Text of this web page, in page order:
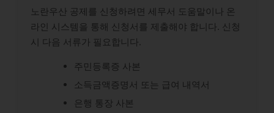
노란우산 공제를 신청하려면 세무서 도움말이나 온
라인 시스템을 통해 신청서를 제출해야 합니다. 신청
시 다음 서류가 필요합니다.
주민등록증 사본
소득금액증명서 또는 급여 내역서
은행 통장 사본